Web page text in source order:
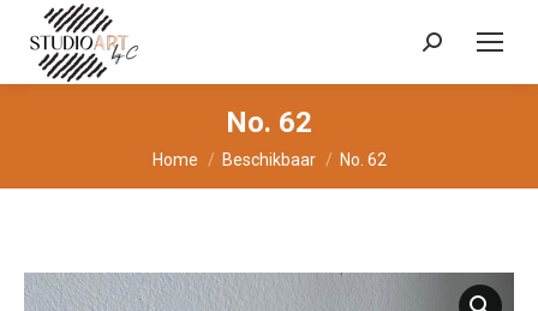
Zoeken:
No. 62
Je bent hier:
Home Beschikbaar No. 62